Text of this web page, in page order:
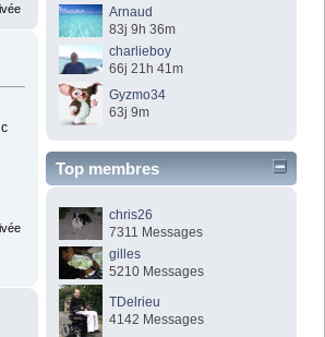
Arnaud
83j 9h 36m
charlieboy
66j 21h 41m
Gyzmo34
63j 9m
Top membres
chris26
7311 Messages
gilles
5210 Messages
TDelrieu
4142 Messages